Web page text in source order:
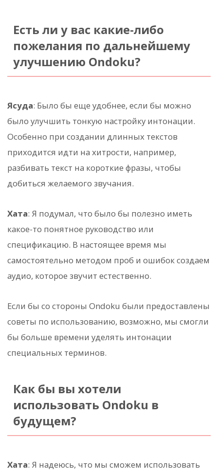
Есть ли у вас какие-либо
пожелания по дальнейшему
улучшению Ondoku?
Ясуда: Было бы еще удобнее, если бы можно
было улучшить тонкую настройку интонации.
Особенно при создании длинных текстов
приходится идти на хитрости, например,
разбивать текст на короткие фразы, чтобы
добиться желаемого звучания.
Хата: Я подумал, что было бы полезно иметь
какое-то понятное руководство или
спецификацию. В настоящее время мы
самостоятельно методом проб и ошибок создаем
аудио, которое звучит естественно.
Если бы со стороны Ondoku были предоставлены
советы по использованию, возможно, мы смогли
бы больше времени уделять интонации
специальных терминов.
Как бы вы хотели
использовать Ondoku в
будущем?
Хата: Я надеюсь, что мы сможем использовать